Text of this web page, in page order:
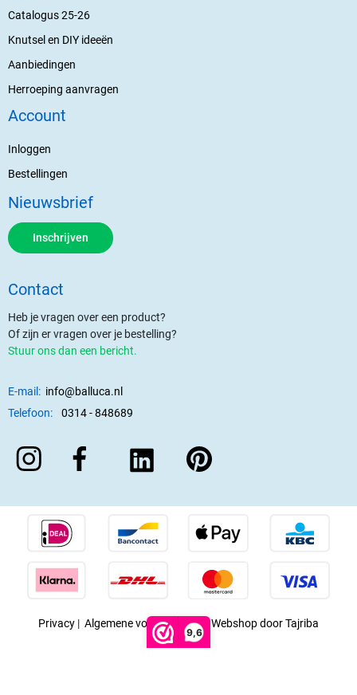
9,6
Catalogus 25-26
Knutsel en DIY ideeën
Aanbiedingen
Herroeping aanvragen
Account
Inloggen
Bestellingen
Nieuwsbrief
Inschrijven
Contact
Heb je vragen over een product?
Of zijn er vragen over je bestelling?
Stuur ons dan een bericht.
E-mail: info@balluca.nl
Telefoon:
0314 - 848689
Privacy | Algemene voorwaarden|Webshop door Tajriba